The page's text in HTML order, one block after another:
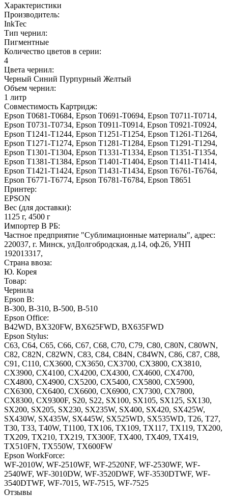
Характеристики
Производитель:
InkTec
Тип чернил:
Пигментные
Количество цветов в серии:
4
Цвета чернил:
Черный Синий Пурпурный Желтый
Объем чернил:
1 литр
Совместимость Картридж:
Epson T0681-T0684, Epson T0691-T0694, Epson T0711-T0714,
Epson T0731-T0734, Epson T0911-T0914, Epson T0921-T0924,
Epson T1241-T1244, Epson T1251-T1254, Epson T1261-T1264,
Epson T1271-T1274, Epson T1281-T1284, Epson T1291-T1294,
Epson T1301-T1304, Epson T1331-T1334, Epson T1351-T1354,
Epson T1381-T1384, Epson T1401-T1404, Epson T1411-T1414,
Epson T1421-T1424, Epson T1431-T1434, Epson T6761-T6764,
Epson T6771-T6774, Epson T6781-T6784, Epson T8651
Принтер:
EPSON
Вес (для доставки):
1125 г, 4500 г
Импортер В РБ:
Частное предприятие "Сублимационные материалы", адрес:
220037, г. Минск, улДолгобродская, д.14, оф.26, УНП
192013317,
Страна ввоза:
Ю. Корея
Товар:
Чернила
Epson B:
B-300, B-310, B-500, B-510
Epson Office:
B42WD, BX320FW, BX625FWD, BX635FWD
Epson Stylus:
C63, C64, C65, C66, C67, C68, C70, C79, C80, C80N, C80WN,
C82, C82N, C82WN, C83, C84, C84N, C84WN, C86, C87, C88,
C91, C110, CX3600, CX3650, CX3700, CX3800, CX3810,
CX3900, CX4100, CX4200, CX4300, CX4600, CX4700,
CX4800, CX4900, CX5200, CX5400, CX5800, CX5900,
CX6300, CX6400, CX6600, CX6900, CX7300, CX7800,
CX8300, CX9300F, S20, S22, SX100, SX105, SX125, SX130,
SX200, SX205, SX230, SX235W, SX400, SX420, SX425W,
SX430W, SX435W, SX445W, SX525WD, SX535WD, T26, T27,
T30, T33, T40W, T1100, TX106, TX109, TX117, TX119, TX200,
TX209, TX210, TX219, TX300F, TX400, TX409, TX419,
TX510FN, TX550W, TX600FW
Epson WorkForce:
WF-2010W, WF-2510WF, WF-2520NF, WF-2530WF, WF-
2540WF, WF-3010DW, WF-3520DWF, WF-3530DTWF, WF-
3540DTWF, WF-7015, WF-7515, WF-7525
Отзывы